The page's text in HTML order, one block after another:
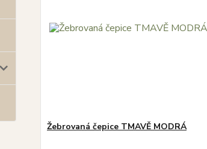
Žebrovaná čepice TMAVĚ MODRÁ